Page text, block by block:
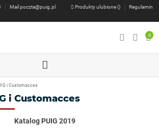
Mail poczta@puig.pl Produkty ulubione ()
Regulamin
0
i Customacces
i Customacces
Katalog PUIG 2019